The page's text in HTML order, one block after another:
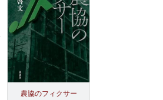
農協のフィクサー